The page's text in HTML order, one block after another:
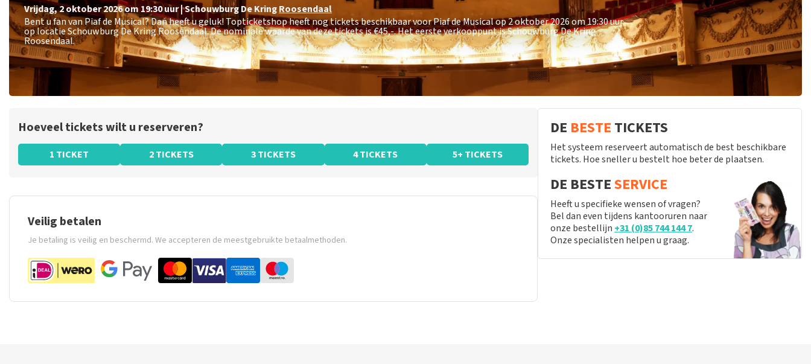
vrijdag,2 oktober 2026 om 19:30uur|Schouwburg De KringRoosendaal
Bent u fan van Piaf de Musical? Dan heeft u geluk! Topticketshop heeft nog tickets beschikbaar voor Piaf de Musical op 2 oktober 2026 om 19:30 uur
op locatie Schouwburg De Kring Roosendaal. De nominale waarde van deze tickets is€45,-. Het eerste verkooppunt is Schouwburg De Kring
Roosendaal.
Hoeveel tickets wilt u reserveren?
1 TICKET 2 TICKETS 3 TICKETS 4 TICKETS 5+ TICKETS
Veilig betalen
Je betaling is veilig en beschermd. We accepteren de meestgebruikte betaalmethoden.
DE BESTE TICKETS
Het systeem reserveert automatisch de best beschikbare
tickets. Hoe sneller u bestelt hoe beter de plaatsen.
DE BESTESERVICE
Heeft u specifieke wensen of vragen?
Bel dan even tijdens kantooruren naar
onze bestellijn +31 (0)85 744 144 7.
Onze specialisten helpen u graag.